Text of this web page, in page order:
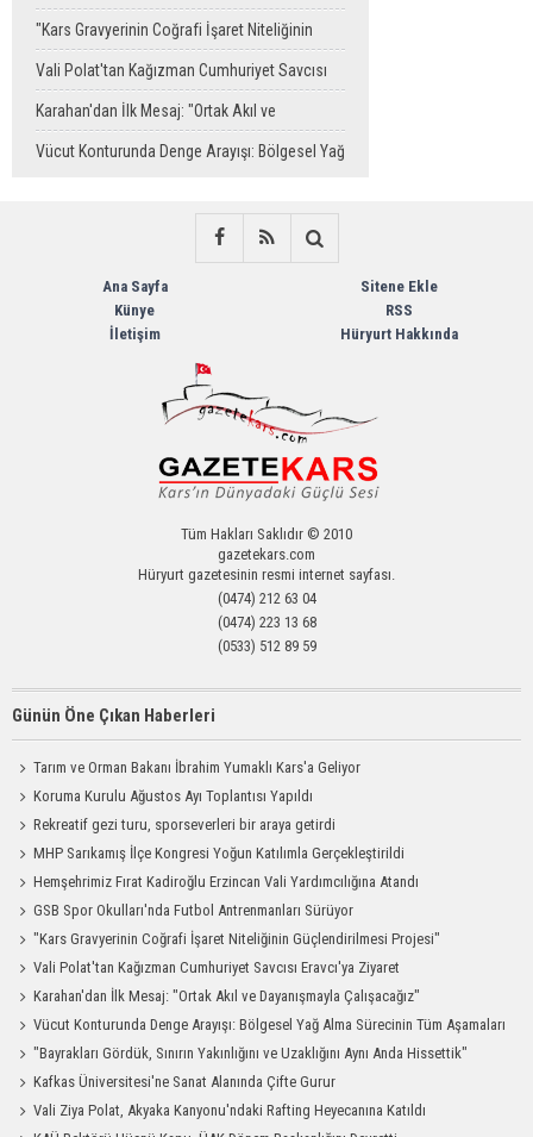
Gerçekleştirildi
"Kars Gravyerinin Coğrafi İşaret Niteliğinin
Güçlendirilmesi Projesi"
Vali Polat'tan Kağızman Cumhuriyet Savcısı
Eravcı'ya Ziyaret
Karahan'dan İlk Mesaj: "Ortak Akıl ve
Dayanışmayla Çalışacağız"
Vücut Konturunda Denge Arayışı: Bölgesel Yağ
Ana Sayfa
Künye
İletişim
Sitene Ekle
RSS
Hüryurt Hakkında
Tüm Hakları Saklıdır © 2010
gazetekars.com
Hüryurt gazetesinin resmi internet sayfası.
(0474) 212 63 04
(0474) 223 13 68
(0533) 512 89 59
Günün Öne Çıkan Haberleri
Tarım ve Orman Bakanı İbrahim Yumaklı Kars'a Geliyor
Koruma Kurulu Ağustos Ayı Toplantısı Yapıldı
Rekreatif gezi turu, sporseverleri bir araya getirdi
MHP Sarıkamış İlçe Kongresi Yoğun Katılımla Gerçekleştirildi
Hemşehrimiz Fırat Kadiroğlu Erzincan Vali Yardımcılığına Atandı
GSB Spor Okulları'nda Futbol Antrenmanları Sürüyor
"Kars Gravyerinin Coğrafi İşaret Niteliğinin Güçlendirilmesi Projesi"
Vali Polat'tan Kağızman Cumhuriyet Savcısı Eravcı'ya Ziyaret
Karahan'dan İlk Mesaj: "Ortak Akıl ve Dayanışmayla Çalışacağız"
Vücut Konturunda Denge Arayışı: Bölgesel Yağ Alma Sürecinin Tüm Aşamaları
"Bayrakları Gördük, Sınırın Yakınlığını ve Uzaklığını Aynı Anda Hissettik"
Kafkas Üniversitesi'ne Sanat Alanında Çifte Gurur
Vali Ziya Polat, Akyaka Kanyonu'ndaki Rafting Heyecanına Katıldı